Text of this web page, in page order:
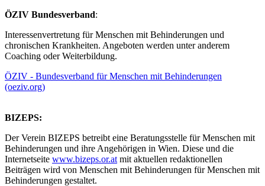
ÖZIV Bundesverband:
Interessenvertretung für Menschen mit Behinderungen und
chronischen Krankheiten. Angeboten werden unter anderem
Coaching oder Weiterbildung.
ÖZIV - Bundesverband für Menschen mit Behinderungen
(oeziv.org)
BIZEPS:
Der Verein BIZEPS betreibt eine Beratungsstelle für Menschen mit
Behinderungen und ihre Angehörigen in Wien. Diese und die
Internetseite www.bizeps.or.at mit aktuellen redaktionellen
Beiträgen wird von Menschen mit Behinderungen für Menschen mit
Behinderungen gestaltet.